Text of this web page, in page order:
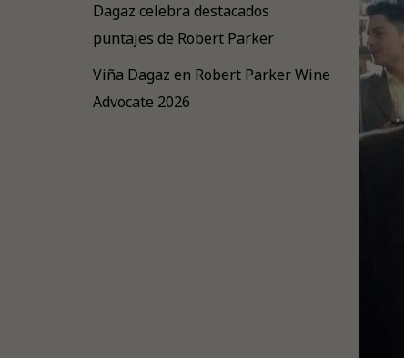
Dagaz celebra destacados
puntajes de Robert Parker
Viña Dagaz en Robert Parker Wine
Advocate 2026